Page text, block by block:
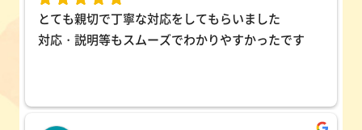
とても親切で丁寧な対応をしてもらいました
対応・説明等もスムーズでわかりやすかったです